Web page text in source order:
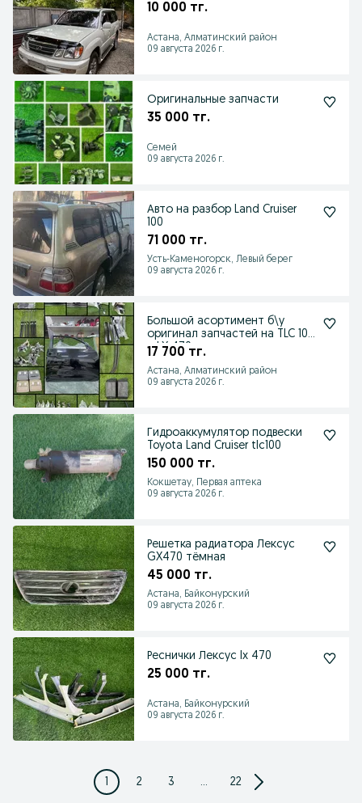
10 000 тг.
Астана, Алматинский район
09 августа 2026 г.
Оригинальные запчасти
35 000 тг.
Семей
09 августа 2026 г.
Авто на разбор Land Cruiser
100
71 000 тг.
Усть-Каменогорск, Левый берег
09 августа 2026 г.
Большой асортимент б\у
оригинал запчастей на TLC 100
и LX 470
17 700 тг.
Астана, Алматинский район
09 августа 2026 г.
Гидроаккумулятор подвески
Toyota Land Cruiser tlc100
150 000 тг.
Кокшетау, Первая аптека
09 августа 2026 г.
Решетка радиатора Лексус
GX470 тёмная
45 000 тг.
Астана, Байконурский
09 августа 2026 г.
Реснички Лексус lx 470
25 000 тг.
Астана, Байконурский
09 августа 2026 г.
1 2 3 ... 22